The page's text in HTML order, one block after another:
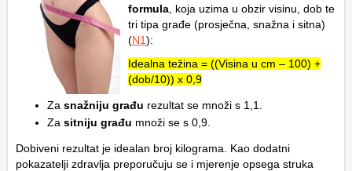
formula , koja uzima u obzir visinu, dob te
tri tipa građe (prosječna, snažna i sitna)
(N1):
Idealna težina = ((Visina u cm – 100) +
(dob/10)) x 0,9
Za snažniju građu rezultat se množi s 1,1
Za sitniju građu množi se s 0,9
Dobiveni rezultat je idealan broj kilograma. Kao dodatni
pokazatelji zdravlja preporučuju se i mjerenje opsega struka